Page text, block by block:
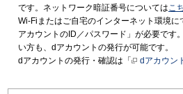
です。ネットワーク暗証番号についてはこ
Wi-Fiまたはご自宅のインターネット環境
アカウントのID／パスワード」が必要です
い方も、dアカウントの発行が可能です。
dアカウントの発行・確認は「
dアカウン